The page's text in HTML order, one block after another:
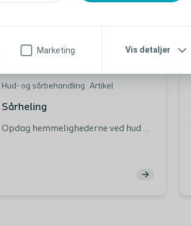
Marketing Vis detaljer
Hud- og sårbehandling Artikel
Sårheling
Opdag hemmelighederne ved hud og